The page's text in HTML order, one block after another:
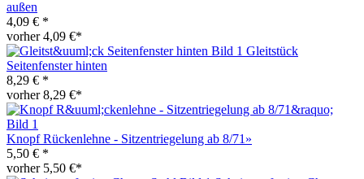
außen
4,09 € *
vorher 4,09 €*
Gleitstück
Seitenfenster hinten
8,29 € *
vorher 8,29 €*
Knopf Rückenlehne - Sitzentriegelung ab 8/71»
5,50 € *
vorher 5,50 €*